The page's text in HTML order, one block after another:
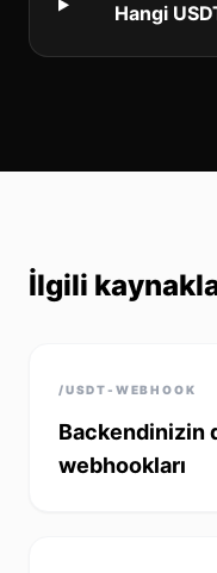
Hangi
İlgili
/USDT-WEBHOOK
Backendinizin
webhookları